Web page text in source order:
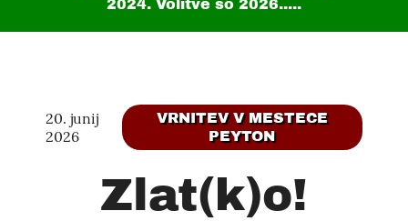
2024. Volitve so 2026.....
20. junij
2026
VRNITEV V MESTECE
PEYTON
Zlat(k)o!